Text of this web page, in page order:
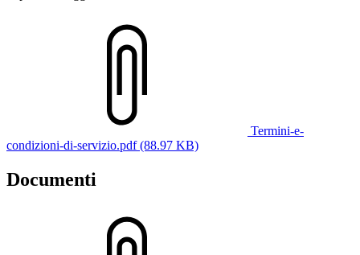
Termini-e-
condizioni-di-servizio.pdf (88.97 KB)
Documenti